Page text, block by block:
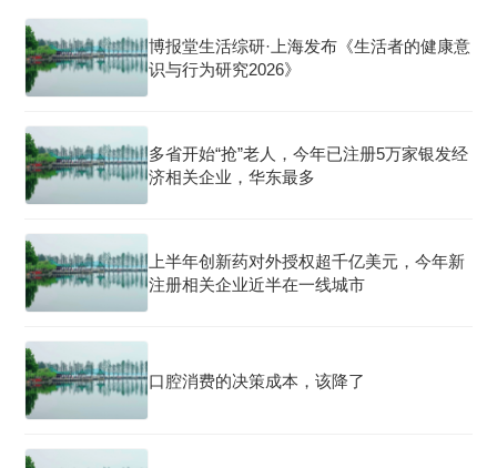
博报堂生活综研·上海发布《生活者的健康意
识与行为研究2026》
多省开始“抢”老人，今年已注册5万家银发经
济相关企业，华东最多
上半年创新药对外授权超千亿美元，今年新
注册相关企业近半在一线城市
口腔消费的决策成本，该降了